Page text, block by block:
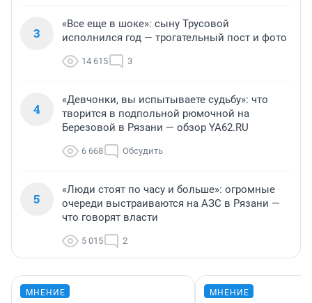
3
«Все еще в шоке»: сыну Трусовой
исполнился год — трогательный пост и фото
14 615 3
4
«Девчонки, вы испытываете судьбу»: что
творится в подпольной рюмочной на
Березовой в Рязани — обзор YA62.RU
6 668 Обсудить
5
«Люди стоят по часу и больше»: огромные
очереди выстраиваются на АЗС в Рязани —
что говорят власти
5 015 2
МНЕНИЕ МНЕНИЕ